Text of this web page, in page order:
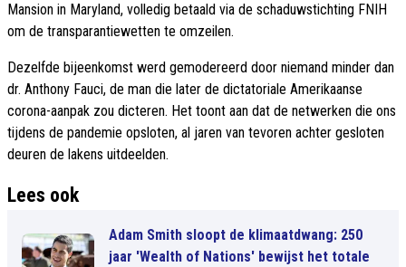
Mansion in Maryland, volledig betaald via de schaduwstichting FNIH
om de transparantiewetten te omzeilen.
Dezelfde bijeenkomst werd gemodereerd door niemand minder dan
dr. Anthony Fauci, de man die later de dictatoriale Amerikaanse
corona-aanpak zou dicteren. Het toont aan dat de netwerken die ons
tijdens de pandemie opsloten, al jaren van tevoren achter gesloten
deuren de lakens uitdeelden.
Lees ook
Adam Smith sloopt de klimaatdwang: 250
jaar 'Wealth of Nations' bewijst het totale